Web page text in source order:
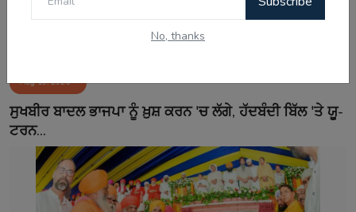
No, thanks
Aug 10, 2026
ਸੁਖਬੀਰ ਬਾਦਲ ਭਾਜਪਾ ਨੂੰ ਖ਼ੁਸ਼ ਕਰਨ 'ਚ ਲੱਗੇ, ਹੱਦਬੰਦੀ ਬਿੱਲ 'ਤੇ ਯੂ-
ਟਰਨ...